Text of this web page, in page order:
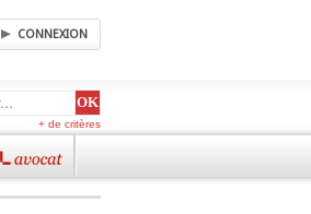
CONNEXION
+ de critères